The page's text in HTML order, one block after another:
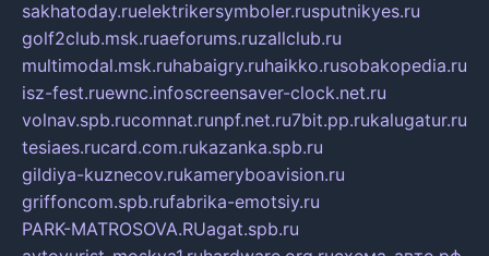
sakhatoday.ruelektrikersymboler.rusputnikyes.ru
golf2club.msk.ruaeforums.ruzallclub.ru
multimodal.msk.ruhabaigry.ruhaikko.rusobakopedia.ru
isz-fest.ruewnc.infoscreensaver-clock.net.ru
volnav.spb.rucomnat.runpf.net.ru7bit.pp.rukalugatur.ru
tesiaes.rucard.com.rukazanka.spb.ru
gildiya-kuznecov.rukameryboavision.ru
griffoncom.spb.rufabrika-emotsiy.ru
PARK-MATROSOVA.RUagat.spb.ru